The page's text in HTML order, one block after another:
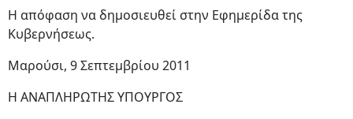
Η απόφαση να δημοσιευθεί στην Εφημερίδα της
Κυβερνήσεως.
Μαρούσι, 9 Σεπτεμβρίου 2011
Η ΑΝΑΠΛΗΡΩΤΗΣ ΥΠΟΥΡΓΟΣ